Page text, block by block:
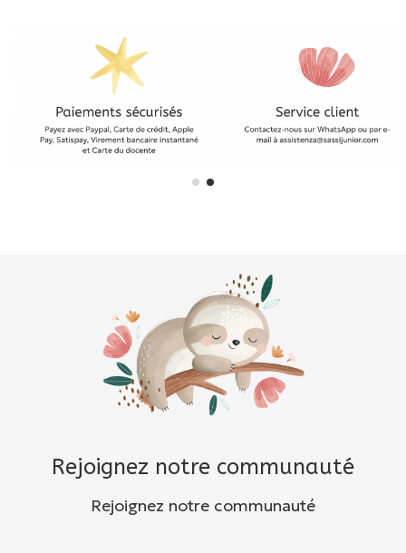
Rejoignez notre communauté
Rejoignez notre communauté